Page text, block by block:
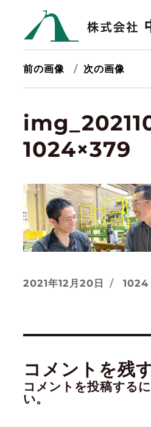
前の画像 次の画像
1024×379
投
2021年12月20日
フ
コメントを残
コメントを投稿する
い。